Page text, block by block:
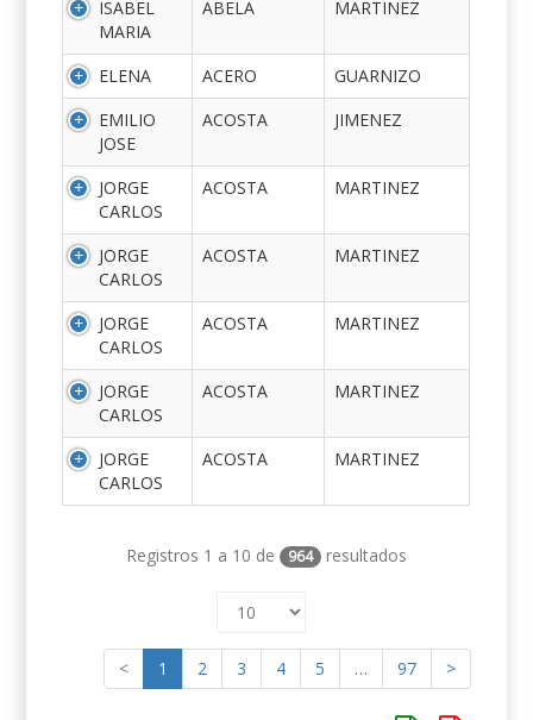
ISABEL
MARIA
ABELA MARTINEZ
ELENA ACERO
GUARNIZO
EMILIO
JOSE
ACOSTA JIMENEZ
JORGE
CARLOS
ACOSTA MARTINEZ
JORGE
CARLOS
ACOSTA MARTINEZ
JORGE
CARLOS
ACOSTA MARTINEZ
JORGE
CARLOS
ACOSTA MARTINEZ
JORGE
CARLOS
ACOSTA MARTINEZ
Registros 1 a 10 de 964 resultados
< 1 2 3 4 5 … 97 >